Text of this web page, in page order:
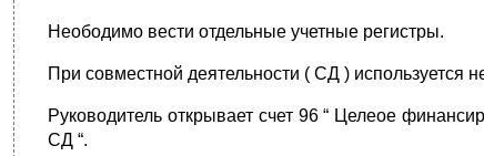
Неободимо вести отдельные учетные регистры.
При совместной деятельности ( СД ) используется
Руководитель открывает счет 96 “ Целеое
СД “.